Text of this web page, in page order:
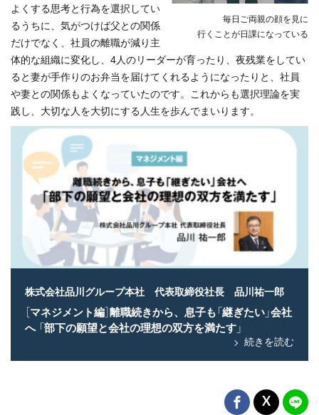
毎日ご両親の顔を見に
行くことが日課になっている
よくする思考と行為を選択してい
るうちに、気がつけば父との関係
だけでなく、社員の離職が減り主
体的な組織に変化し、4人のリーダーが育ったり、夜残業をしてい
ると妻が手作りのお弁当を届けてくれるようになったりと、社員
や妻との関係もよくなっていたのです。これからも選択理論を実
践し、大切な人を大切にする人生を歩んでまいります。
株式会社品川グループ本社 代表取締役社長 品川祐一郎
［マネジメント編］離職続きから、息子も「継ぎたい」会社
へ 「部下の願望と会社の理想の双方を満たす」
続きを読む